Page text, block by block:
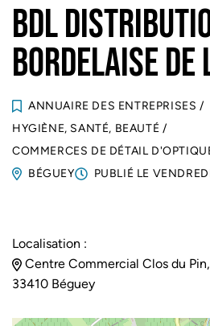
BDL
BORDELAISE DE
ANNUAIRE DES ENTREPRISES /
HYGIÈNE, SANTÉ, BEAUTÉ /
COMMERCES DE DÉTAIL
BÉGUEY
PUBLIÉ LE
Localisation :
Centre Commercial Clos du Pin,
33410 Béguey